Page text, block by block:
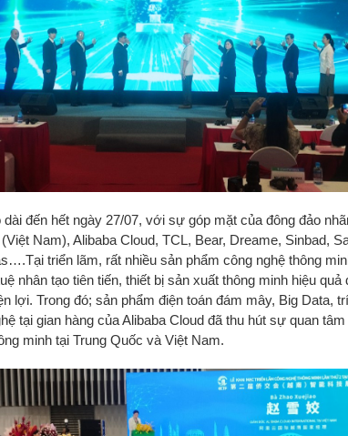
dài đến hết ngày 27/07, với sự góp mặt của đông đảo
Nam), Alibaba Cloud, TCL, Bear, Dreame, Sinbad,
triển lãm, rất nhiều sản phẩm công nghệ thông
nhân tạo tiên tiến, thiết bị sản xuất thông minh hiệu quả
lợi. Trong đó; sản phẩm điện toán đám mây, Big Data,
tại gian hàng của Alibaba Cloud đã thu hút sự quan
minh tại Trung Quốc và Việt Nam.